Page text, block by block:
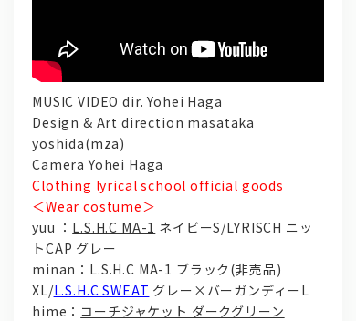
MUSIC VIDEO dir. Yohei Haga
Design & Art direction masataka
yoshida(mza)
Camera Yohei Haga
Clothing lyrical school official goods
＜Wear costume＞
yuu ： L.S.H.C MA-1 ネイビーS/LYRISCH ニッ
トCAP グレー
minan：L.S.H.C MA-1 ブラック(非売品)
XL/L.S.H.C SWEAT グレー×バーガンディーL
hime： コーチジャケット ダークグリーン